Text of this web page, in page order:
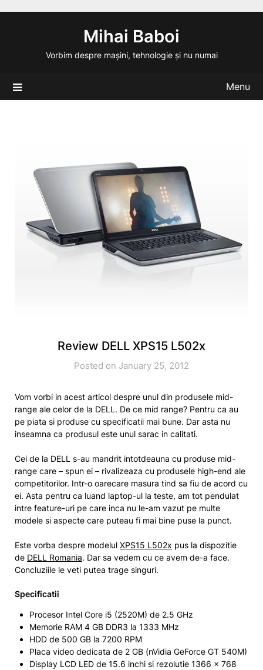
Mihai Baboi
Vorbim despre mașini, tehnologie și nu numai
Menu
Review DELL XPS15 L502x
Posted on January 25, 2012
Vom vorbi in acest articol despre unul din produsele mid-
range ale celor de la DELL. De ce mid range? Pentru ca au
pe piata si produse cu specificatii mai bune. Dar asta nu
inseamna ca produsul este unul sarac in calitati.
Cei de la DELL s-au mandrit intotdeauna cu produse mid-
range care – spun ei – rivalizeaza cu produsele high-end ale
competitorilor. Intr-o oarecare masura tind sa fiu de acord cu
ei. Asta pentru ca luand laptop-ul la teste, am tot pendulat
intre feature-uri pe care inca nu le-am vazut pe multe
modele si aspecte care puteau fi mai bine puse la punct.
Este vorba despre modelul XPS15 L502x pus la dispozitie
de DELL Romania. Dar sa vedem cu ce avem de-a face.
Concluziile le veti putea trage singuri.
Specificatii
Procesor Intel Core i5 (2520M) de 2.5 GHz
Memorie RAM 4 GB DDR3 la 1333 MHz
HDD de 500 GB la 7200 RPM
Placa video dedicata de 2 GB (nVidia GeForce GT 540M)
Display LCD LED de 15.6 inchi si rezolutie 1366 x 768